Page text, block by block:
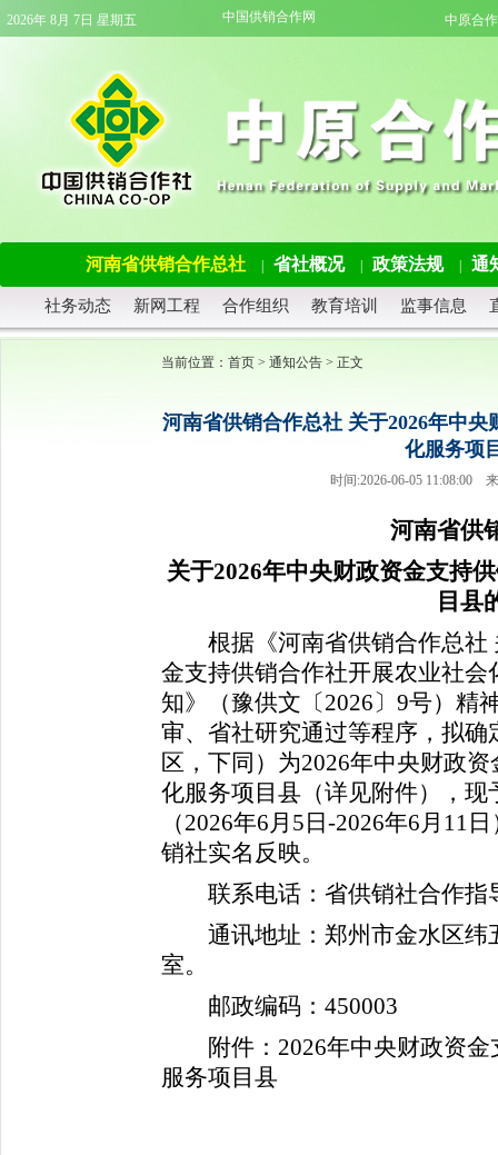
2026年 8月 7日 星期五 中国供销合作网 中原合
河南省供销合作总社 省社概况 政策法规 通
社务动态 新网工程 合作组织 教育培训 监事信息
当前位置： 首页 > 通知公告 > 正文
河南省供销合作总社 关于2026年中
化服务项
时间:2026-06-05 11:08:00
河南省供
关于2026年中央财政资金支持
目县
根据《河南省供销合作总社
金支持供销合作社开展农业社
知》（豫供文〔2026〕9号）精
审、省社研究通过等程序，拟
区，下同）为2026年中央财政
化服务项目县（详见附件），
（2026年6月5日-2026年6月11
销社实名反映。
联系电话： 省供销社合作指
通讯地址：郑州市金水区纬
室。
邮政编码：450003
附件：2026年中央财政资金
服务项目县